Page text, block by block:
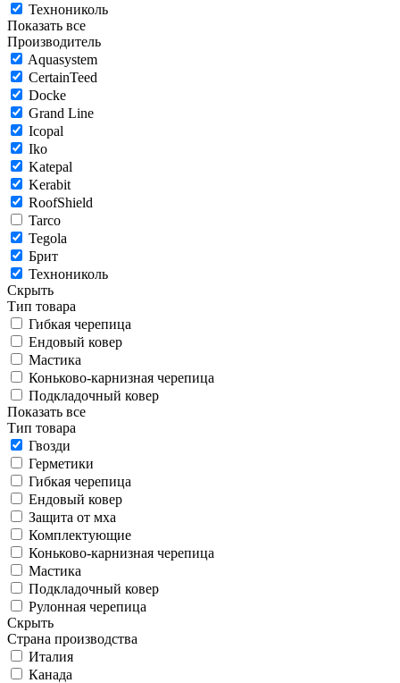
Технониколь
Показать все
Производитель
Aquasystem
CertainTeed
Docke
Grand Line
Icopal
Iko
Katepal
Kerabit
RoofShield
Tarco
Tegola
Брит
Технониколь
Скрыть
Тип товара
Гибкая черепица
Ендовый ковер
Мастика
Коньково-карнизная черепица
Подкладочный ковер
Показать все
Тип товара
Гвозди
Герметики
Гибкая черепица
Ендовый ковер
Защита от мха
Комплектующие
Коньково-карнизная черепица
Мастика
Подкладочный ковер
Рулонная черепица
Скрыть
Страна производства
Италия
Канада